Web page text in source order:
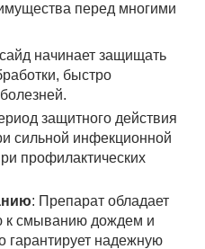
перед многими
начинает защищать
быстро
защитного действия
сильной инфекционной
профилактических
: Препарат обладает
к смыванию дождем и
гарантирует надежную